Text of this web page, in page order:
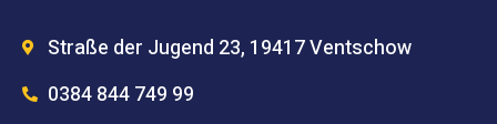
Straße der Jugend 23, 19417 Ventschow
0384 844 749 99